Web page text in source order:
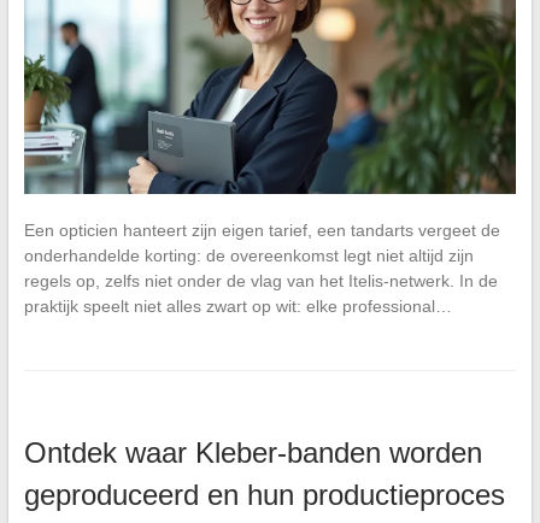
Een opticien hanteert zijn eigen tarief, een tandarts vergeet de
onderhandelde korting: de overeenkomst legt niet altijd zijn
regels op, zelfs niet onder de vlag van het Itelis-netwerk. In de
praktijk speelt niet alles zwart op wit: elke professional…
Ontdek waar Kleber-banden worden
geproduceerd en hun productieproces